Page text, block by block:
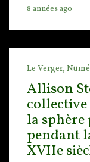
8 années ago
Le Verger,
Allison
la sphère
pendant
XVIIe